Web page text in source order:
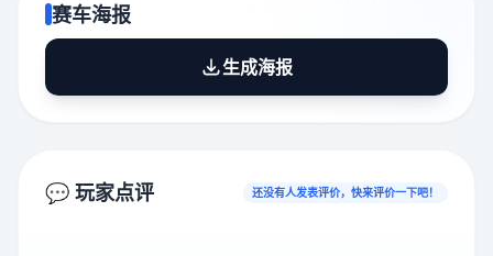
赛车海报
生成海报
💬 玩家点评 还没有人发表评价，快来评价一下吧！